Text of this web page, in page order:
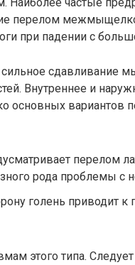
Наиболее частые
перелом
при падении с
сильное сдавливание
Внутреннее и
основных вариантов
перелом
рода проблемы с
голень приводит к
этого типа.